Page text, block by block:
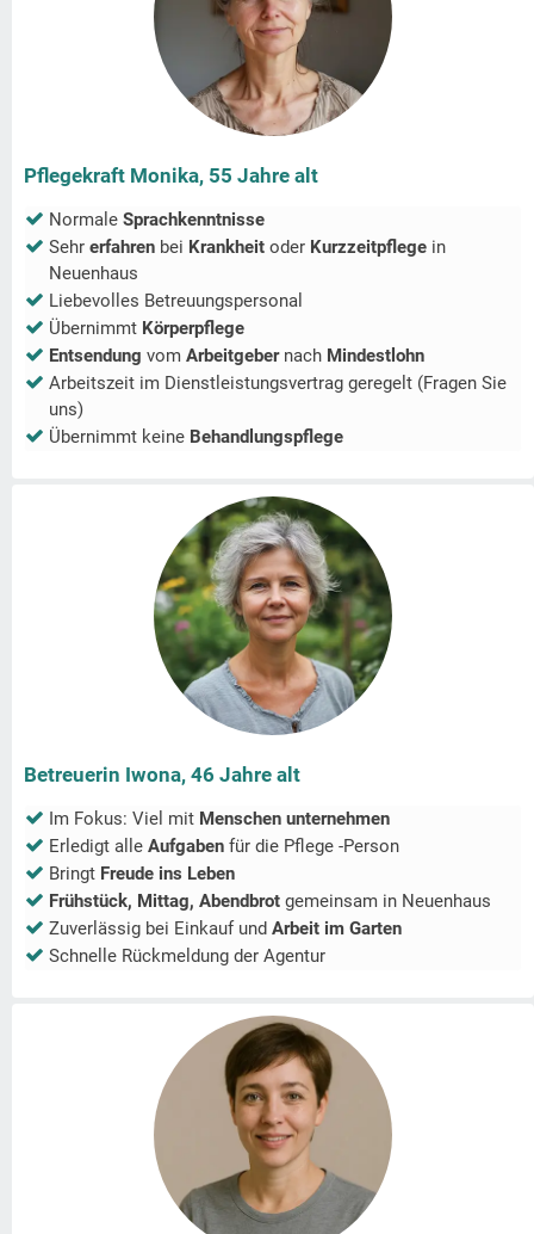
Pflegekraft Monika, 55 Jahre alt
Normale Sprachkenntnisse
Sehr erfahren bei Krankheit oder Kurzzeitpflege in
Neuenhaus
Liebevolles Betreuungspersonal
Übernimmt Körperpflege
Entsendung vom Arbeitgeber nach Mindestlohn
Arbeitszeit im Dienstleistungsvertrag geregelt (Fragen Sie
uns)
Übernimmt keine Behandlungspflege
Betreuerin Iwona, 46 Jahre alt
Im Fokus: Viel mit Menschen unternehmen
Erledigt alle Aufgaben für die Pflege -Person
Bringt Freude ins Leben
Frühstück, Mittag, Abendbrot gemeinsam in Neuenhaus
Zuverlässig bei Einkauf und Arbeit im Garten
Schnelle Rückmeldung der Agentur